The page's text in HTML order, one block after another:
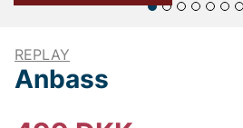
REPLAY
Anbass